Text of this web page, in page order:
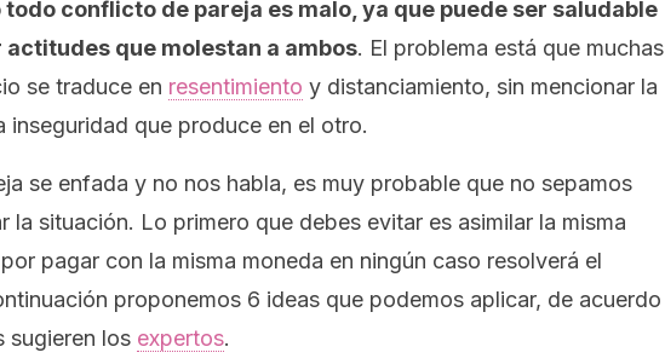
todo conflicto de pareja es malo, ya que puede ser saludable
que molestan a ambos. El problema está que muchas
se traduce en resentimiento y distanciamiento, sin mencionar la
inseguridad que produce en el otro.
se enfada y no nos habla, es muy probable que no sepamos
la situación. Lo primero que debes evitar es asimilar la misma
pagar con la misma moneda en ningún caso resolverá el
proponemos 6 ideas que podemos aplicar, de acuerdo
sugieren los expertos.